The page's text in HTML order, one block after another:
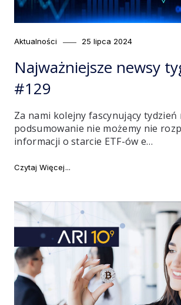
Category
Aktualności
Posted
25 lipca 2024
Najważniejsze newsy
#129
Za nami kolejny fascynujący tydzień
podsumowanie nie możemy nie
informacji o starcie ETF-ów e…
Czytaj Więcej